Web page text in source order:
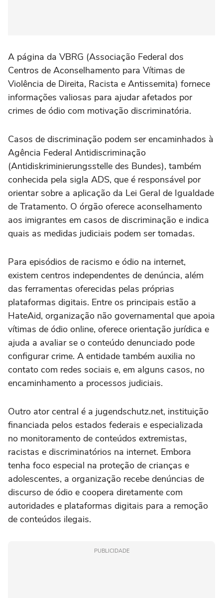
A página da VBRG (Associação Federal dos
Centros de Aconselhamento para Vítimas de
Violência de Direita, Racista e Antissemita) fornece
informações valiosas para ajudar afetados por
crimes de ódio com motivação discriminatória.
Casos de discriminação podem ser encaminhados à
Agência Federal Antidiscriminação
(Antidiskriminierungsstelle des Bundes), também
conhecida pela sigla ADS, que é responsável por
orientar sobre a aplicação da Lei Geral de Igualdade
de Tratamento. O órgão oferece aconselhamento
aos imigrantes em casos de discriminação e indica
quais as medidas judiciais podem ser tomadas.
Para episódios de racismo e ódio na internet,
existem centros independentes de denúncia, além
das ferramentas oferecidas pelas próprias
plataformas digitais. Entre os principais estão a
HateAid, organização não governamental que apoia
vítimas de ódio online, oferece orientação jurídica e
ajuda a avaliar se o conteúdo denunciado pode
configurar crime. A entidade também auxilia no
contato com redes sociais e, em alguns casos, no
encaminhamento a processos judiciais.
Outro ator central é a jugendschutz.net, instituição
financiada pelos estados federais e especializada
no monitoramento de conteúdos extremistas,
racistas e discriminatórios na internet. Embora
tenha foco especial na proteção de crianças e
adolescentes, a organização recebe denúncias de
discurso de ódio e coopera diretamente com
autoridades e plataformas digitais para a remoção
de conteúdos ilegais.
PUBLICIDADE